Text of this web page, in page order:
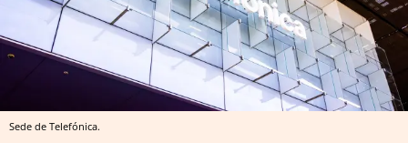
Sede de Telefónica.